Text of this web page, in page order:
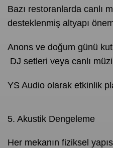
Bazı restoranlarda canlı
desteklenmiş altyapı
Anons ve doğum günü
DJ setleri veya canlı
YS Audio olarak etkinlik
5. Akustik Dengeleme
Her mekanın fiziksel